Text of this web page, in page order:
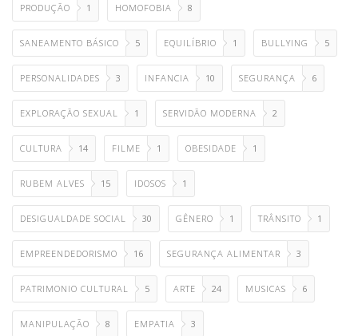
PRODUÇÃO 1 HOMOFOBIA 8
SANEAMENTO BÁSICO 5 EQUILÍBRIO 1 BULLYING 5
PERSONALIDADES 3 INFANCIA 10 SEGURANÇA 6
EXPLORAÇÃO SEXUAL 1 SERVIDÃO MODERNA 2
CULTURA 14 FILME 1 OBESIDADE 1
RUBEM ALVES 15 IDOSOS 1
DESIGUALDADE SOCIAL 30 GÊNERO 1 TRÂNSITO 1
EMPREENDEDORISMO 16 SEGURANÇA ALIMENTAR 3
PATRIMONIO CULTURAL 5 ARTE 24 MUSICAS 6
MANIPULAÇÃO 8 EMPATIA 3